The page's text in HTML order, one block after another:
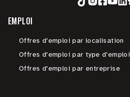
EMPLOI
Offres d'emploi par localisation
Offres d'emploi par type d'emploi
Offres d'emploi par entreprise